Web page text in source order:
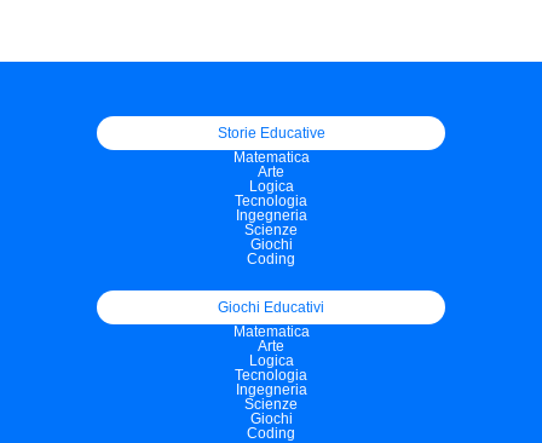
Storie Educative
Matematica
Arte
Logica
Tecnologia
Ingegneria
Scienze
Giochi
Coding
Giochi Educativi
Matematica
Arte
Logica
Tecnologia
Ingegneria
Scienze
Giochi
Coding